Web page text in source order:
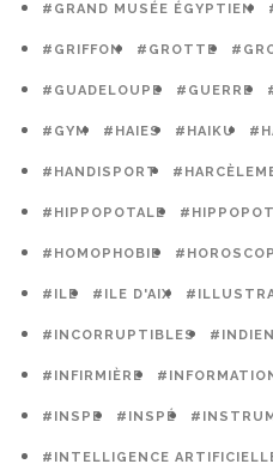
#GRAND MUSÉE ÉGYPTIEN
#GRIFFON #GROTTE
#GUADELOUPE #GUERRE
#GYM #HAIES #HAIKU
#HANDISPORT
#HIPPOPOTALE
#HOMOPHOBIE
#ILE #ILE D'AIX
#INCORRUPTIBLES
#INFIRMIÈRE
#INSPE #INSPÉ
#INTELLIGENCE